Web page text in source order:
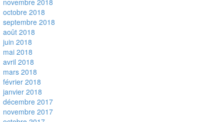
novembre 2018
octobre 2018
septembre 2018
août 2018
juin 2018
mai 2018
avril 2018
mars 2018
février 2018
janvier 2018
décembre 2017
novembre 2017